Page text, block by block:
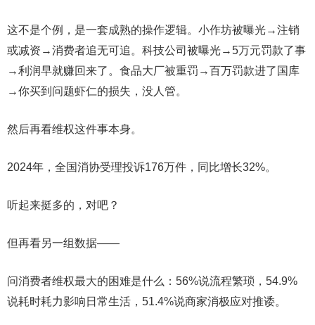
这不是个例，是一套成熟的操作逻辑。小作坊被曝光→注销
或减资→消费者追无可追。科技公司被曝光→5万元罚款了事
→利润早就赚回来了。食品大厂被重罚→百万罚款进了国库
→你买到问题虾仁的损失，没人管。
然后再看维权这件事本身。
2024年，全国消协受理投诉176万件，同比增长32%。
听起来挺多的，对吧？
但再看另一组数据——
问消费者维权最大的困难是什么：56%说流程繁琐，54.9%
说耗时耗力影响日常生活，51.4%说商家消极应对推诿。